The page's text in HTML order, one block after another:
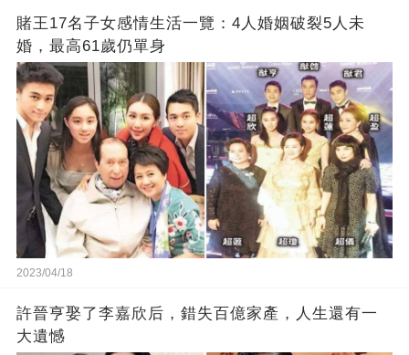
賭王17名子女感情生活一覽：4人婚姻破裂5人未
婚，最高61歲仍單身
2023/04/18
許晉亨娶了李嘉欣后，錯失百億家產，人生還有一
大遺憾